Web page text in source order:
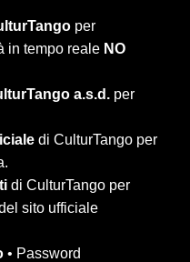
per
in tempo reale NO
a.s.d. per
di CulturTango per
di CulturTango per
sito ufficiale
• Password